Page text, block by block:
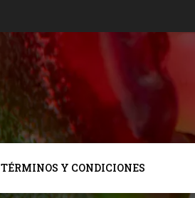
TÉRMINOS Y CONDICIONES